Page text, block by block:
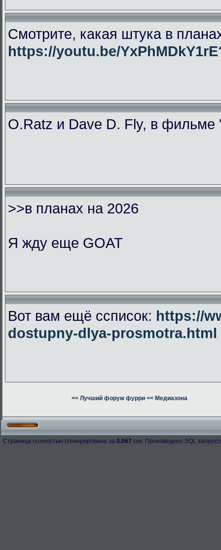
Смотрите, какая штука в
https://youtu.be/
O.Ratz и Dave D. Fly, в
>>в планах на 2026
Я жду еще GOAT
Вот вам ещё ссписок: https://
dostupny-dlya-prosmotra.html
<< Лучший форум фурри << Медиазона
Страница полностью сгенерирована за 0.067 сек. Произведено SQL